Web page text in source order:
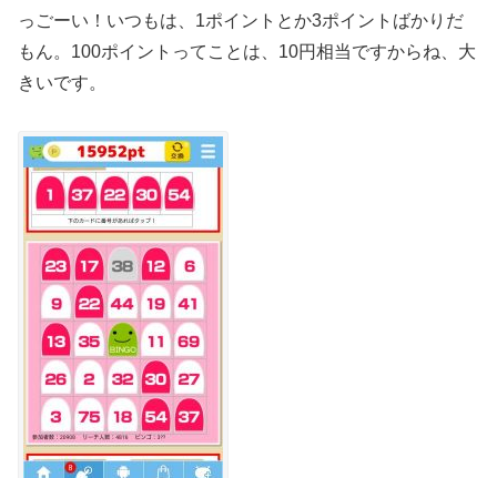
っごーい！いつもは、1ポイントとか3ポイントばかりだ
もん。100ポイントってことは、10円相当ですからね、大
きいです。